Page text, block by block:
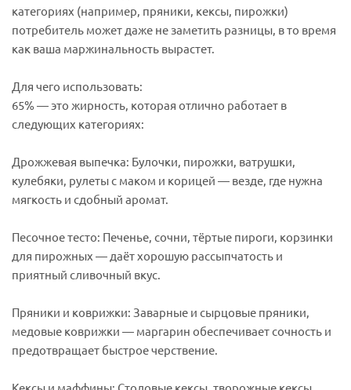
категориях (например, пряники, кексы, пирожки)
потребитель может даже не заметить разницы, в то время
как ваша маржинальность вырастет.
Для чего использовать:
65% — это жирность, которая отлично работает в
следующих категориях:
Дрожжевая выпечка: Булочки, пирожки, ватрушки,
кулебяки, рулеты с маком и корицей — везде, где нужна
мягкость и сдобный аромат.
Песочное тесто: Печенье, сочни, тёртые пироги, корзинки
для пирожных — даёт хорошую рассыпчатость и
приятный сливочный вкус.
Пряники и коврижки: Заварные и сырцовые пряники,
медовые коврижки — маргарин обеспечивает сочность и
предотвращает быстрое черствение.